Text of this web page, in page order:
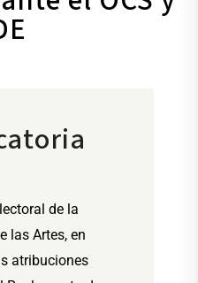
de la
las Artes, en
atribuciones